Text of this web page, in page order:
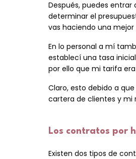
Después, puedes entrar
determinar el
vas haciendo una
En lo personal a mí
establecí una tasa
por ello que mi tarifa era
Claro, esto debido a
cartera de clientes y mi
Los contratos por
Existen dos tipos de